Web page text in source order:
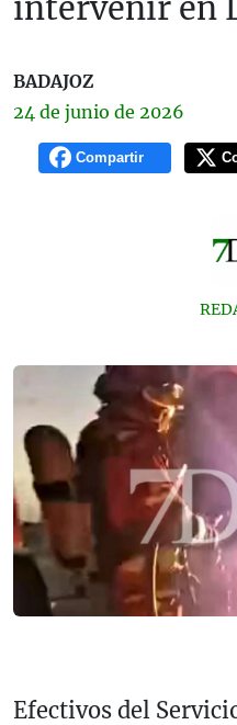
intervenir en
BADAJOZ
24 de junio de 2026
Compartir
Efectivos del